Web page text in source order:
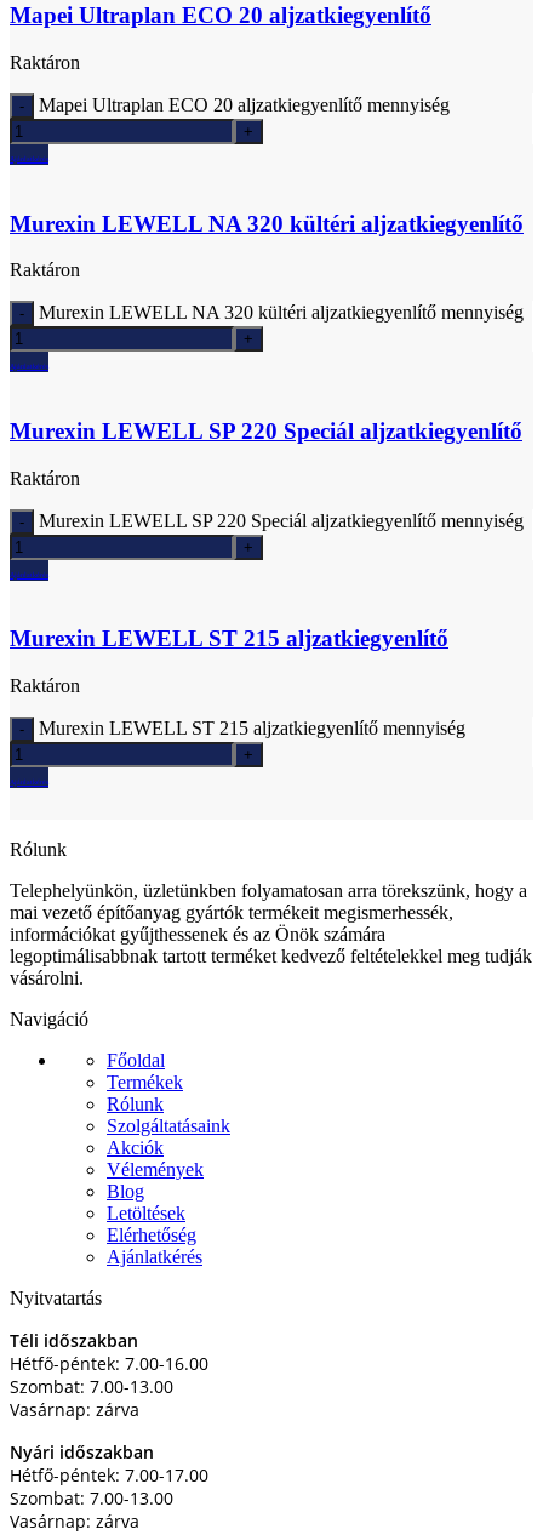
Mapei Ultraplan ECO 20 aljzatkiegyenlítő
Raktáron
Mapei Ultraplan ECO 20 aljzatkiegyenlítő mennyiség
Ajánlatkérés
Murexin LEWELL NA 320 kültéri aljzatkiegyenlítő
Raktáron
Murexin LEWELL NA 320 kültéri aljzatkiegyenlítő mennyiség
Ajánlatkérés
Murexin LEWELL SP 220 Speciál aljzatkiegyenlítő
Raktáron
Murexin LEWELL SP 220 Speciál aljzatkiegyenlítő mennyiség
Ajánlatkérés
Murexin LEWELL ST 215 aljzatkiegyenlítő
Raktáron
Murexin LEWELL ST 215 aljzatkiegyenlítő mennyiség
Ajánlatkérés
Rólunk
Telephelyünkön, üzletünkben folyamatosan arra törekszünk, hogy a
mai vezető építőanyag gyártók termékeit megismerhessék,
információkat gyűjthessenek és az Önök számára
legoptimálisabbnak tartott terméket kedvező feltételekkel meg tudják
vásárolni.
Navigáció
Főoldal
Termékek
Rólunk
Szolgáltatásaink
Akciók
Vélemények
Blog
Letöltések
Elérhetőség
Ajánlatkérés
Nyitvatartás
Téli időszakban
Hétfő-péntek: 7.00-16.00
Szombat: 7.00-13.00
Vasárnap: zárva
Nyári időszakban
Hétfő-péntek: 7.00-17.00
Szombat: 7.00-13.00
Vasárnap: zárva